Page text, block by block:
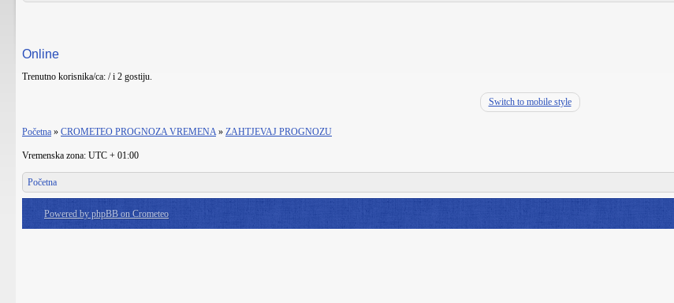
Online
Trenutno korisnika/ca: / i 2 gostiju.
Switch to mobile style
Početna » CROMETEO PROGNOZA VREMENA» ZAHTJEVAJ PROGNOZU
Vremenska zona: UTC + 01:00
Početna
Powered by phpBB on Crometeo